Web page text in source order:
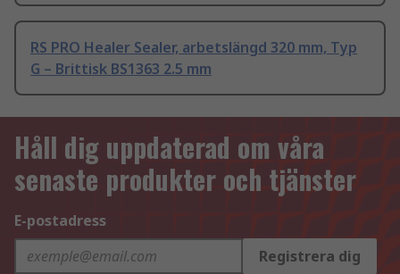
RS PRO Healer Sealer, arbetslängd 320 mm, Typ
G – Brittisk BS1363 2.5 mm
Håll dig uppdaterad om våra
senaste produkter och tjänster
E-postadress
Registrera dig